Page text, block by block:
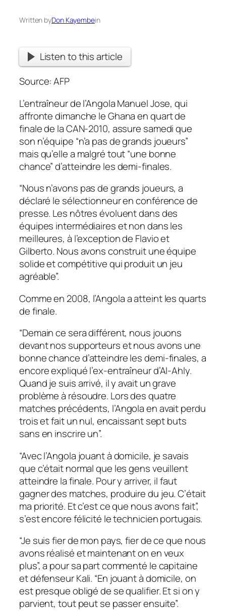
Written byDon Kayembein
Listen to this article
Source: AFP
L’entraîneur de l’Angola Manuel Jose, qui
affronte dimanche le Ghana en quart de
finale de la CAN-2010, assure samedi que
son n’équipe “n’a pas de grands joueurs”
mais qu’elle a malgré tout “une bonne
chance” d’atteindre les demi-finales.
“Nous n’avons pas de grands joueurs, a
déclaré le sélectionneur en conférence de
presse. Les nôtres évoluent dans des
équipes intermédiaires et non dans les
meilleures, à l’exception de Flavio et
Gilberto. Nous avons construit une équipe
solide et compétitive qui produit un jeu
agréable”.
Comme en 2008, l’Angola a atteint les quarts
de finale.
“Demain ce sera différent, nous jouons
devant nos supporteurs et nous avons une
bonne chance d’atteindre les demi-finales, a
encore expliqué l’ex-entraîneur d’Al-Ahly.
Quand je suis arrivé, il y avait un grave
problème à résoudre. Lors des quatre
matches précédents, l’Angola en avait perdu
trois et fait un nul, encaissant sept buts
sans en inscrire un”.
“Avec l’Angola jouant à domicile, je savais
que c’était normal que les gens veuillent
atteindre la finale. Pour y arriver, il faut
gagner des matches, produire du jeu. C’était
ma priorité. Et c’est ce que nous avons fait”,
s’est encore félicité le technicien portugais.
“Je suis fier de mon pays, fier de ce que nous
avons réalisé et maintenant on en veux
plus”, a pour sa part commenté le capitaine
et défenseur Kali. “En jouant à domicile, on
est presque obligé de se qualifier. Et si on y
parvient, tout peut se passer ensuite”.